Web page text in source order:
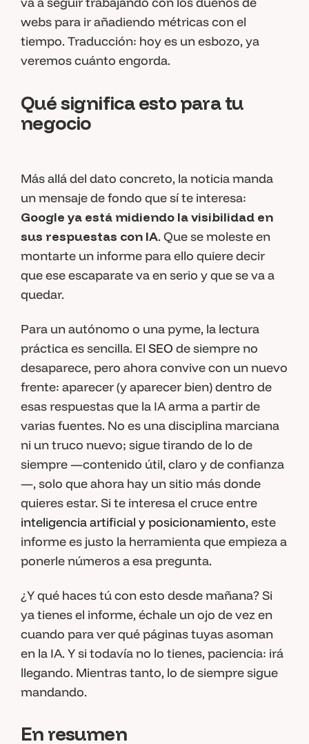
webs para ir añadiendo métricas con el
tiempo. Traducción: hoy es un esbozo, ya
veremos cuánto engorda.
Qué significa esto para tu
negocio
Más allá del dato concreto, la noticia manda
un mensaje de fondo que sí te interesa:
Google ya está midiendo la visibilidad en
sus respuestas con IA. Que se moleste en
montarte un informe para ello quiere decir
que ese escaparate va en serio y que se va a
quedar.
Para un autónomo o una pyme, la lectura
práctica es sencilla. El SEO de siempre no
desaparece, pero ahora convive con un nuevo
frente: aparecer (y aparecer bien) dentro de
esas respuestas que la IA arma a partir de
varias fuentes. No es una disciplina marciana
ni un truco nuevo; sigue tirando de lo de
siempre —contenido útil, claro y de confianza
—, solo que ahora hay un sitio más donde
quieres estar. Si te interesa el cruce entre
inteligencia artificial y posicionamiento, este
informe es justo la herramienta que empieza a
ponerle números a esa pregunta.
¿Y qué haces tú con esto desde mañana? Si
ya tienes el informe, échale un ojo de vez en
cuando para ver qué páginas tuyas asoman
en la IA. Y si todavía no lo tienes, paciencia: irá
llegando. Mientras tanto, lo de siempre sigue
mandando.
En resumen